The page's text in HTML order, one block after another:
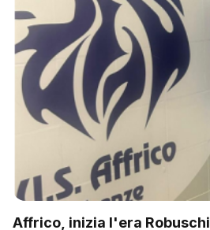
Affrico, inizia l'era Robuschi